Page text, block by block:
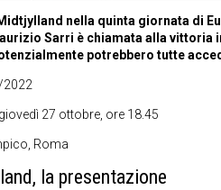
nella quinta giornata di
Sarri è chiamata alla vittoria
potrebbero tutte
giovedì 27 ottobre, ore 18.45
Roma
la presentazione